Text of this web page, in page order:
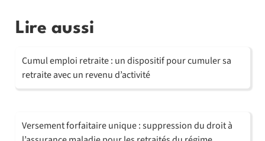
Lire aussi
Cumul emploi retraite : un dispositif pour cumuler sa
retraite avec un revenu d’activité
Versement forfaitaire unique : suppression du droit à